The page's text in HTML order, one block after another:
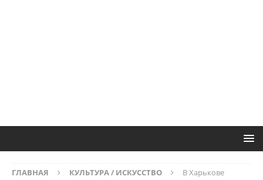
ГЛАВНАЯ КУЛЬТУРА / ИСКУССТВО
В Харькове